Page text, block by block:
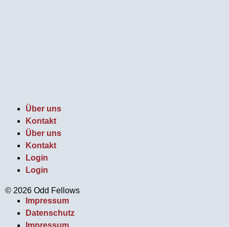
Über uns
Kontakt
Über uns
Kontakt
Login
Login
© 2026 Odd Fellows
Impressum
Datenschutz
Impressum